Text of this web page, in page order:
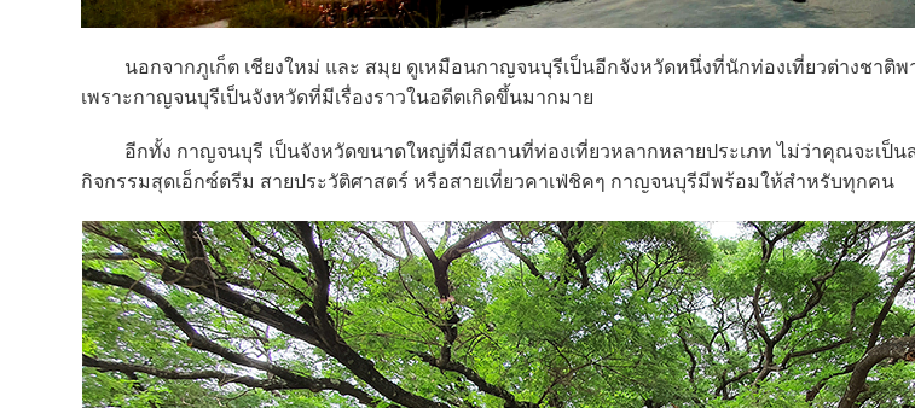
นอกจากภูเก็ต เชียงใหม่ และ สมุย ดูเหมือนกาญจนบุรีเป็นอีกจังหวัดหนึ่งที่นักท่องเที่ยวต่างชาติพ
เพราะกาญจนบุรีเป็นจังหวัดที่มีเรื่องราวในอดีตเกิดขึ้นมากมาย
อีกทั้ง กาญจนบุรี เป็นจังหวัดขนาดใหญ่ที่มีสถานที่ท่องเที่ยวหลากหลายประเภท ไม่ว่าคุณจะเป็นส
กิจกรรมสุดเอ็กซ์ตรีม สายประวัติศาสตร์ หรือสายเที่ยวคาเฟ่ชิคๆ กาญจนบุรีมีพร้อมให้สำหรับทุกคน